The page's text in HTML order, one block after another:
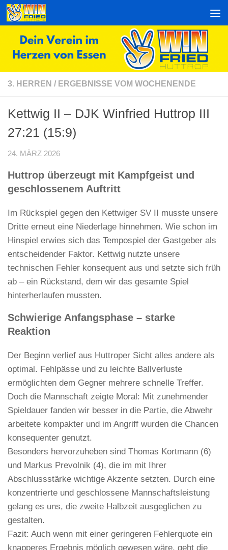
Zum Inhalt springen
3. HERREN / ERGEBNISSE VOM WOCHENENDE
Kettwig II – DJK Winfried Huttrop III
27:21 (15:9)
24. MÄRZ 2026
Huttrop überzeugt mit Kampfgeist und
geschlossenem Auftritt
Im Rückspiel gegen den Kettwiger SV II musste unsere
Dritte erneut eine Niederlage hinnehmen. Wie schon im
Hinspiel erwies sich das Tempospiel der Gastgeber als
entscheidender Faktor. Kettwig nutzte unsere
technischen Fehler konsequent aus und setzte sich früh
ab – ein Rückstand, dem wir das gesamte Spiel
hinterherlaufen mussten.
Schwierige Anfangsphase – starke
Reaktion
Der Beginn verlief aus Huttroper Sicht alles andere als
optimal. Fehlpässe und zu leichte Ballverluste
ermöglichten dem Gegner mehrere schnelle Treffer.
Doch die Mannschaft zeigte Moral: Mit zunehmender
Spieldauer fanden wir besser in die Partie, die Abwehr
arbeitete kompakter und im Angriff wurden die Chancen
konsequenter genutzt.
Besonders hervorzuheben sind Thomas Kortmann (6)
und Markus Prevolnik (4), die im mit Ihrer
Abschlussstärke wichtige Akzente setzten. Durch eine
konzentrierte und geschlossene Mannschaftsleistung
gelang es uns, die zweite Halbzeit ausgeglichen zu
gestalten.
Fazit: Auch wenn mit einer geringeren Fehlerquote ein
knapperes Ergebnis möglich gewesen wäre, geht die